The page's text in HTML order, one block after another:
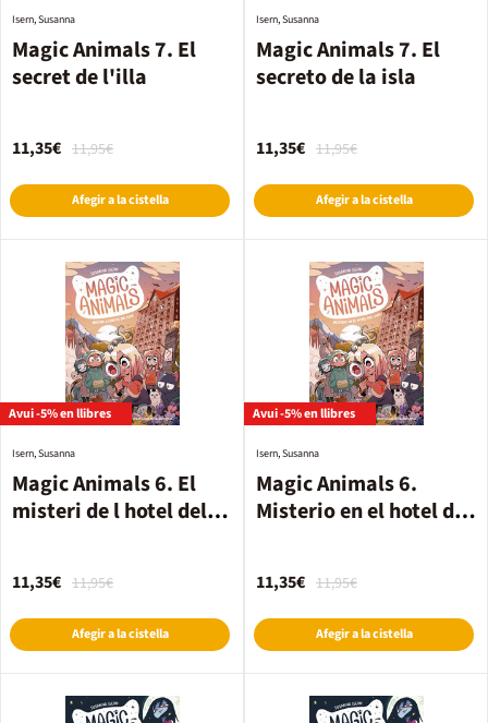
Magic Animals 7. El
secret de l'illa
Isern, Susanna
11,95€
11,35€
Afegir a la cistella
Magic Animals 7. El
secreto de la isla
Isern, Susanna
11,95€
11,35€
Afegir a la cistella
Avui -5% en llibres
Magic Animals 6. El
misteri de l hotel del
Isern, Susanna
11,95€
11,35€
Afegir a la cistella
Avui -5% en llibres
Magic Animals 6.
Misterio en el hotel del
Isern, Susanna
11,95€
11,35€
Afegir a la cistella